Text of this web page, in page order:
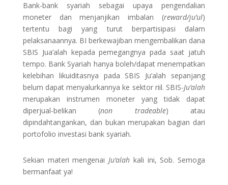
Bank-bank syariah sebagai upaya pengendalian
moneter dan menjanjikan imbalan (reward/ju’ul)
tertentu bagi yang turut berpartisipasi dalam
pelaksanaannya. BI berkewajiban mengembalikan dana
SBIS Jua’alah kepada pemegangnya pada saat jatuh
tempo. Bank Syariah hanya boleh/dapat menempatkan
kelebihan likuiditasnya pada SBIS Ju’alah sepanjang
belum dapat menyalurkannya ke sektor riil. SBIS-Ju’alah
merupakan instrumen moneter yang tidak dapat
diperjual-belikan (non tradeable) atau
dipindahtangankan, dan bukan merupakan bagian dari
portofolio investasi bank syariah.
Sekian materi mengenaiJu’alah kali ini, Sob. Semoga
bermanfaat ya!